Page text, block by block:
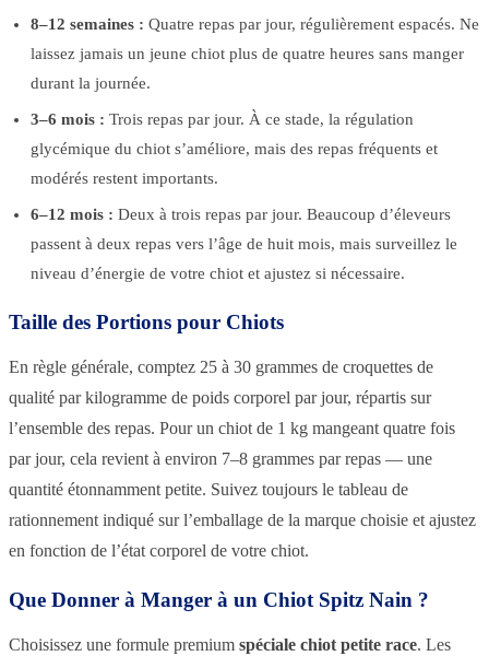
8–12 semaines : Quatre repas par jour, régulièrement espacés. Ne
laissez jamais un jeune chiot plus de quatre heures sans manger
durant la journée.
3–6 mois : Trois repas par jour. À ce stade, la régulation
glycémique du chiot s’améliore, mais des repas fréquents et
modérés restent importants.
6–12 mois : Deux à trois repas par jour. Beaucoup d’éleveurs
passent à deux repas vers l’âge de huit mois, mais surveillez le
niveau d’énergie de votre chiot et ajustez si nécessaire.
Taille des Portions pour Chiots
En règle générale, comptez 25 à 30 grammes de croquettes de
qualité par kilogramme de poids corporel par jour, répartis sur
l’ensemble des repas. Pour un chiot de 1 kg mangeant quatre fois
par jour, cela revient à environ 7–8 grammes par repas — une
quantité étonnamment petite. Suivez toujours le tableau de
rationnement indiqué sur l’emballage de la marque choisie et ajustez
en fonction de l’état corporel de votre chiot.
Que Donner à Manger à un Chiot Spitz Nain ?
Choisissez une formule premium spéciale chiot petite race. Les